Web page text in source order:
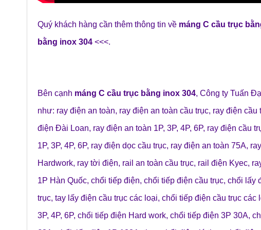
Quý khách hàng cần thêm thông tin về máng C cầu trục
bằng inox 304 <<<.
Bên cạnh máng C cầu trục bằng inox 304, Công ty Tuấn
như: ray điện an toàn, ray điện an toàn cầu trục, ray điện cầu
điện Đài Loan, ray điện an toàn 1P, 3P, 4P, 6P, ray điện cầu
1P, 3P, 4P, 6P, ray điện dọc cầu trục, ray điện an toàn 75A,
Hardwork, ray tời điện, rail an toàn cầu trục, rail điện Kyec,
1P Hàn Quốc, chổi tiếp điện, chổi tiếp điện cầu trục, chổi lấy
trục, tay lấy điện cầu trục các loại, chổi tiếp điện cầu trục các
3P, 4P, 6P, chổi tiếp điện Hard work, chổi tiếp điện 3P 30A,